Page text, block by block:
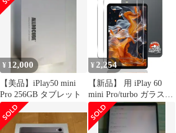
¥ 12,000
【美品】iPlay50 mini
Pro 256GB タブレット
¥ 2,254
【新品】 用 iPlay 60
mini Pro/turbo ガラスフ
ィルム 8.4インチ ２枚
【国産AGC旭硝子素
材】 用 iPlay60 mini Pro